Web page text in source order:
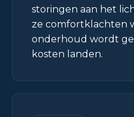
storingen aan het
ze comfortklachten
onderhoud wordt
kosten landen.